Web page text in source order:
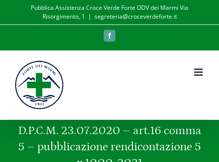
al
Pubblica Assistenza Croce Verde Forte ODV dei Marmi Via
Risorgimento, 1 | segreteria@croceverdeforte.it
Facebook
D.P.C.M. 23.07.2020 – art.16 comma
5 – pubblicazione rendicontazione 5